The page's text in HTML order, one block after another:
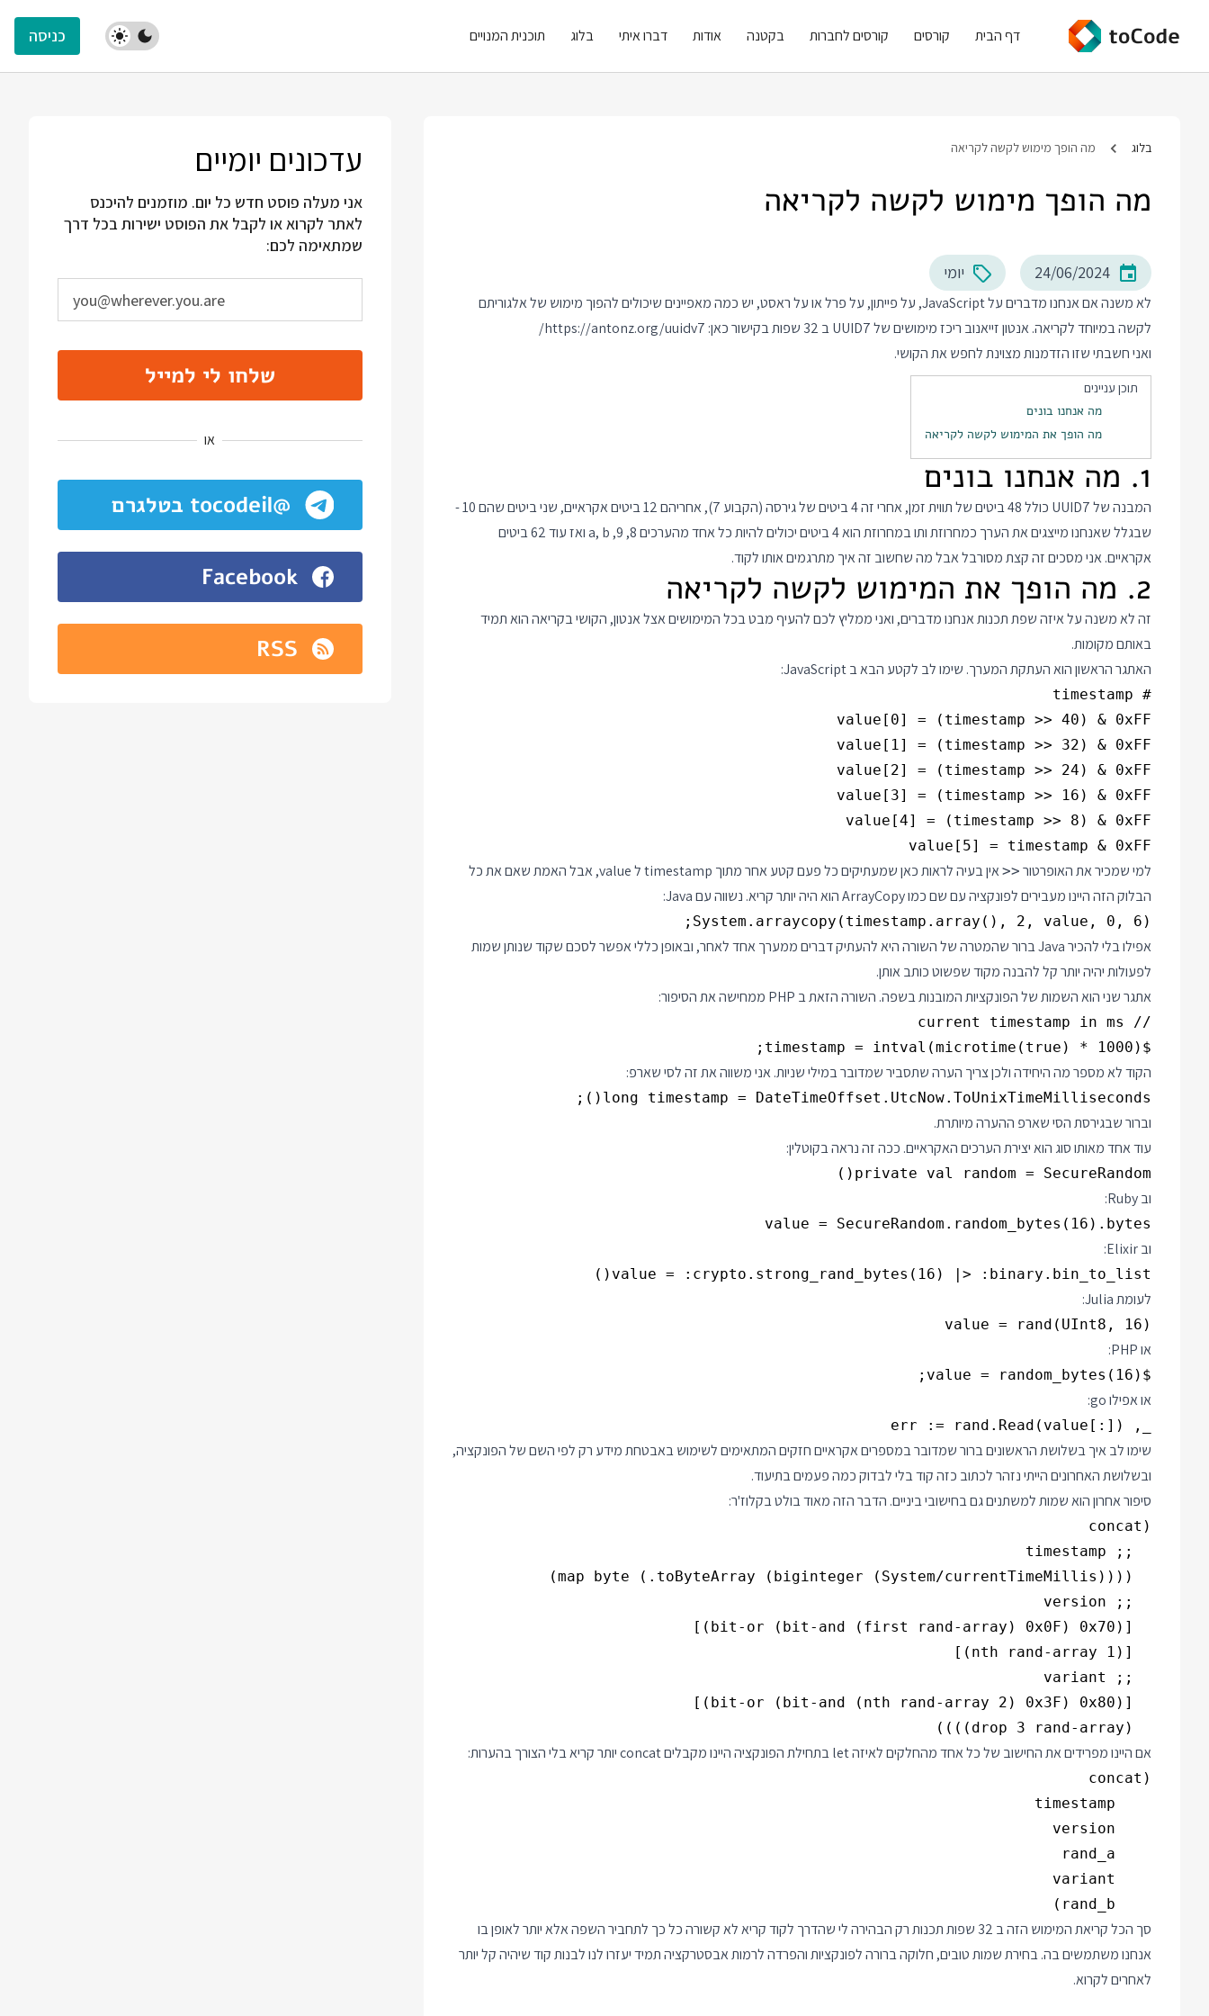
דף הבית קורסים קורסים לחברות בקטנה אודות דברו איתי בלוג תוכנית המנויים כניסה
בלוג מה הופך מימוש לקשה לקריאה
מה הופך מימוש לקשה לקריאה
24/06/2024 יומי
לא משנה אם אנחנו מדברים על JavaScript, על פייתון, על פרל או על ראסט, יש כמה מאפיינים שיכולים להפוך מימוש של אלגוריתם
לקשה במיוחד לקריאה. אנטון זייאנוב ריכז מימושים של UUID7 ב 32 שפות בקישור כאן:
https://antonz.org/uuidv7/
ואני חשבתי שזו הזדמנות מצוינת לחפש את הקושי.
תוכן עניינים
מה אנחנו בונים
מה הופך את המימוש לקשה לקריאה
1. מה אנחנו בונים
המבנה של UUID7 כולל 48 ביטים של תווית זמן, אחרי זה 4 ביטים של גירסה (הקבוע 7), אחריהם 12 ביטים אקראיים, שני ביטים שהם 10 -
שבגלל שאנחנו מייצגים את הערך כמחרוזת ותו במחרוזת הוא 4 ביטים יכולים להיות כל אחד מהערכים 8, 9, a, b ואז עוד 62 ביטים
אקראיים. אני מסכים זה קצת מסורבל אבל מה שחשוב זה איך מתרגמים אותו לקוד.
2. מה הופך את המימוש לקשה לקריאה
זה לא משנה על איזה שפת תכנות אנחנו מדברים, ואני ממליץ לכם להעיף מבט בכל המימושים אצל אנטון, הקושי בקריאה הוא תמיד
באותם מקומות.
האתגר הראשון הוא העתקת המערך. שימו לב לקטע הבא ב JavaScript:
value[5] = timestamp & 0xFF
למי שמכיר את האופרטור >>
אין בעיה לראות כאן שמעתיקים כל פעם קטע אחר מתוך timestamp ל value, אבל האמת שאם את כל
הבלוק הזה היינו מעבירים לפונקציה עם שם כמו ArrayCopy הוא היה יותר קריא. נשווה עם Java:
System.arraycopy(timestamp.array(), 2, value, 0, 6);
אפילו בלי להכיר Java ברור שהמטרה של השורה היא להעתיק דברים ממערך אחד לאחר, ובאופן כללי אפשר לסכם שקוד שנותן שמות
לפעולות יהיה יותר קל להבנה מקוד שפשוט כותב אותן.
אתגר שני הוא השמות של הפונקציות המובנות בשפה. השורה הזאת ב PHP ממחישה את הסיפור:
$timestamp = intval(microtime(true) * 1000);
הקוד לא מספר מה היחידה ולכן צריך הערה שתסביר שמדובר במילי שניות. אני משווה את זה לסי שארפ:
long timestamp = DateTimeOffset.UtcNow.ToUnixTimeMilliseconds();
וברור שבגירסת הסי שארפ ההערה מיותרת.
עוד אחד מאותו סוג הוא יצירת הערכים האקראיים. ככה זה נראה בקוטלין:
private val random = SecureRandom()
וב Ruby:
value = SecureRandom.random_bytes(16).bytes
וב Elixir:
value = :crypto.strong_rand_bytes(16) |> :binary.bin_to_list()
לעומת Julia:
value = rand(UInt8, 16)
או PHP:
$value = random_bytes(16);
או אפילו go:
_, err := rand.Read(value[:])
שימו לב איך בשלושת הראשונים ברור שמדובר במספרים אקראיים חזקים המתאימים לשימוש באבטחת מידע רק לפי השם של הפונקציה,
ובשלושת האחרונים הייתי נזהר לכתוב כזה קוד בלי לבדוק כמה פעמים בתיעוד.
סיפור אחרון הוא שמות למשתנים גם בחישובי ביניים. הדבר הזה מאוד בולט בקלוז'ר:
  (drop 3 rand-array))))
אם היינו מפרידים את החישוב של כל אחד מהחלקים לאיזה let בתחילת הפונקציה היינו מקבלים concat יותר קריא בלי הצורך בהערות:
סך הכל קריאת המימוש הזה ב 32 שפות תכנות רק הבהירה לי שהדרך לקוד קריא לא קשורה כל כך לתחביר השפה אלא יותר לאופן בו
אנחנו משתמשים בה. בחירת שמות טובים, חלוקה ברורה לפונקציות והפרדה לרמות אבסטרקציה תמיד יעזרו לנו לבנות קוד שיהיה קל יותר
לאחרים לקרוא.
עדכונים יומיים
אני מעלה פוסט חדש כל יום. מוזמנים להיכנס
לאתר לקרוא או לקבל את הפוסט ישירות בכל דרך
שמתאימה לכם:
שלחו לי למייל
או
@tocodeil בטלגרם
Facebook
RSS